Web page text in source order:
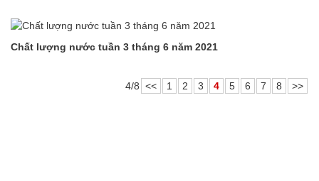
Chất lượng nước tuần 3 tháng 6 năm 2021
4/8 << 1 2 3 4 5 6 7 8 >>